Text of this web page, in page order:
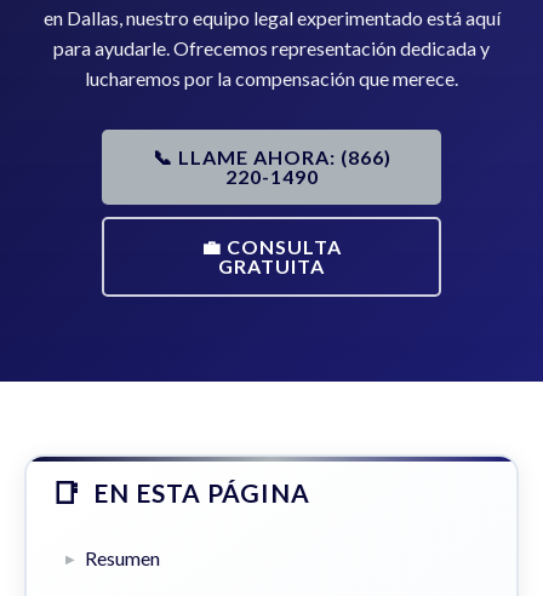
en Dallas, nuestro equipo legal experimentado está aquí
para ayudarle. Ofrecemos representación dedicada y
lucharemos por la compensación que merece.
📞 LLAME AHORA: (866)
220-1490
💼 CONSULTA
GRATUITA
EN ESTA PÁGINA
Resumen